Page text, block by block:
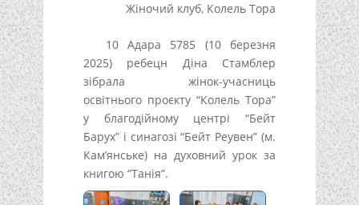
Жіночий клуб, Колель Тора
10 Адара 5785 (10 березня
2025) ребецн Діна Стамблер
зібрала жінок-учасниць
освітнього проєкту “Колель Тора”
у благодійному центрі “Бейт
Барух” і синагозі “Бейт Реувен” (м.
Кам’янське) на духовний урок за
книгою “Танія”.